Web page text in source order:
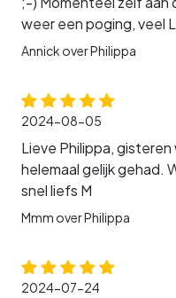
weer een poging, veel
Annick over Philippa
2024-08-05
Lieve Philippa,
helemaal gelijk gehad.
snel liefs M
Mmm over Philippa
2024-07-24